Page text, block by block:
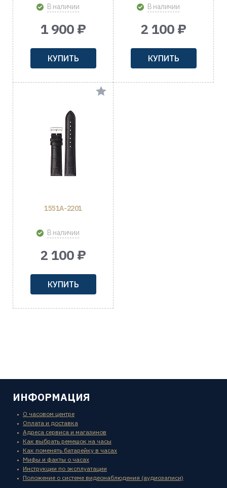
В наличии
1 900 ₽
КУПИТЬ
В наличии
2 100 ₽
КУПИТЬ
1551A-2201
В наличии
2 100 ₽
КУПИТЬ
ИНФОРМАЦИЯ
О часовом центре
Оплата и доставка
Адреса сервиса и магазинов
Как выбрать ремешок на часы
Как поменять батарейку в часах
Мифы и факты о часах
Инструкции по эксплуатации
Положение о системе видеонаблюдения (аудиозаписи)